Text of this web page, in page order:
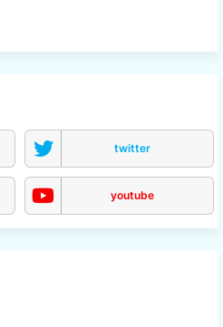
twitter
youtube